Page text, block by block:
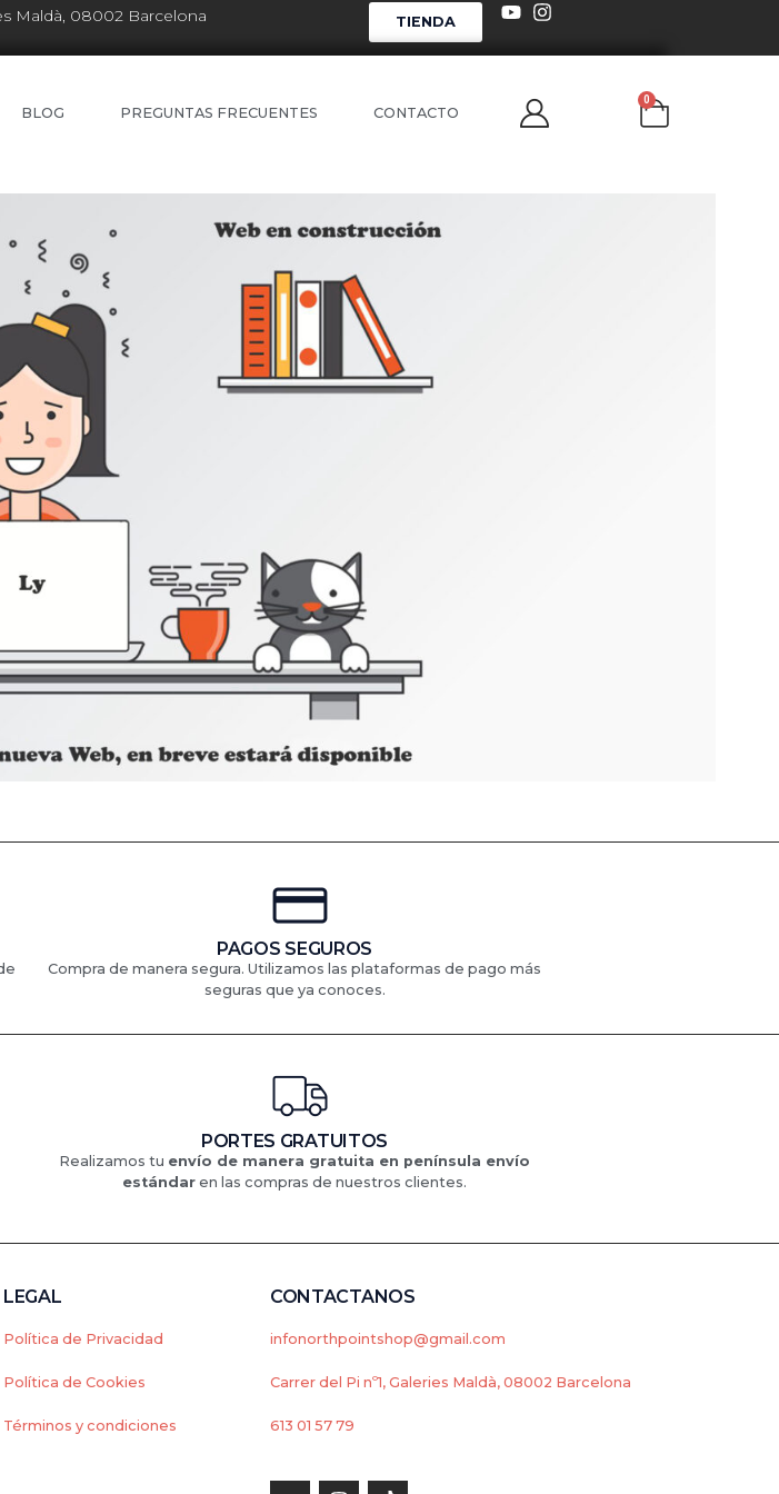
Maldà, 08002 Barcelona TIENDA
BLOG PREGUNTAS FRECUENTES CONTACTO
0
PAGOS SEGUROS
Compra de manera segura. Utilizamos las plataformas de pago más
seguras que ya conoces.
PORTES GRATUITOS
Realizamos tu envío de manera gratuita en península envío
estándar en las compras de nuestros clientes.
LEGAL
Política de Privacidad
Política de Cookies
Términos y condiciones
CONTACTANOS
infonorthpointshop@gmail.com
Carrer del Pi nº1, Galeries Maldà, 08002 Barcelona
613 01 57 79